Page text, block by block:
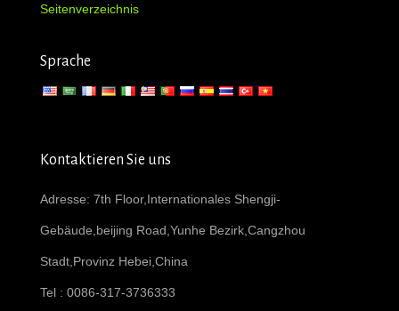
Seitenverzeichnis
Sprache
Kontaktieren Sie uns
Adresse: 7th Floor,Internationales Shengji-
Gebäude,beijing Road,Yunhe Bezirk,Cangzhou
Stadt,Provinz Hebei,China
Tel : 0086-317-3736333